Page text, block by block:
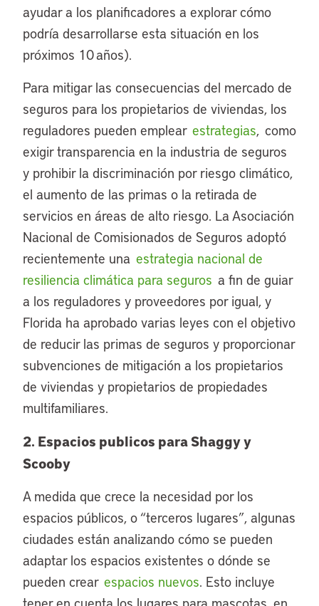
ayudar a los planificadores a explorar cómo
podría desarrollarse esta situación en los
próximos 10 años).
Para mitigar las consecuencias del mercado de
seguros para los propietarios de viviendas, los
reguladores pueden emplear estrategias, como
exigir transparencia en la industria de seguros
y prohibir la discriminación por riesgo climático,
el aumento de las primas o la retirada de
servicios en áreas de alto riesgo. La Asociación
Nacional de Comisionados de Seguros adoptó
recientemente una estrategia nacional de
resiliencia climática para seguros a fin de guiar
a los reguladores y proveedores por igual, y
Florida ha aprobado varias leyes con el objetivo
de reducir las primas de seguros y proporcionar
subvenciones de mitigación a los propietarios
de viviendas y propietarios de propiedades
multifamiliares.
2. Espacios publicos para Shaggy y
Scooby
A medida que crece la necesidad por los
espacios públicos, o “terceros lugares”, algunas
ciudades están analizando cómo se pueden
adaptar los espacios existentes o dónde se
pueden crearespacios nuevos. Esto incluye